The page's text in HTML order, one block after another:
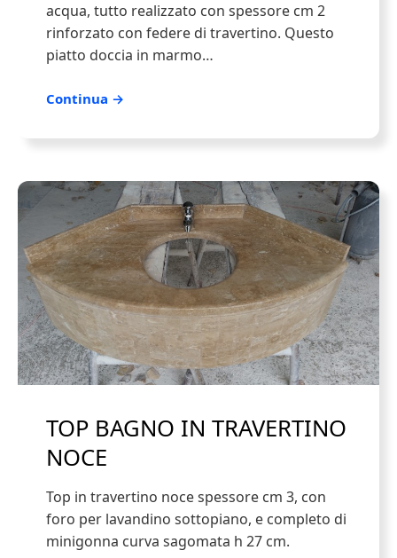
acqua, tutto realizzato con spessore cm 2
rinforzato con federe di travertino. Questo
piatto doccia in marmo…
Continua →
TOP BAGNO IN TRAVERTINO
NOCE
Top in travertino noce spessore cm 3, con
foro per lavandino sottopiano, e completo di
minigonna curva sagomata h 27 cm.